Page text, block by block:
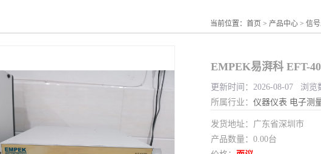
当前位置： 首页 > 产品中心 > 信
EMPEK易湃科 EFT-
更新时间：2026-08-07 浏览
所属行业： 仪器仪表 电子测
发货地址：广东省深圳市
产品数量：0.00台